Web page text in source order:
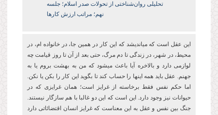
تحلیلی روان‌شناختی از تحولات صدر اسلام؛ جلسه
نهم؛ مراتب ارزش کارها
این عقل است که میاندیشد که این کار در همین جا، در خانواده ام، در
محیط، در شهر، در زندگی تا دم مرگ، حتی بعد از آن تا روز قیامت چه
لوازمی دارد و بالاخره آیا باعث میشود که من به بهشت بروم یا به
جهنم. عقل باید همه اینها را حساب کند تا بگوید این کار را بکن یا نکن.
اما حکم نفس فقط برخاسته از غرایز است؛ همان غرایزی که در
حیوانات نیز وجود دارد. این است که این دو غالبا با هم سازگار نیستند.
جنگ بین نفس و عقل به این معناست که غرایز انسان اقتضائاتی دارد